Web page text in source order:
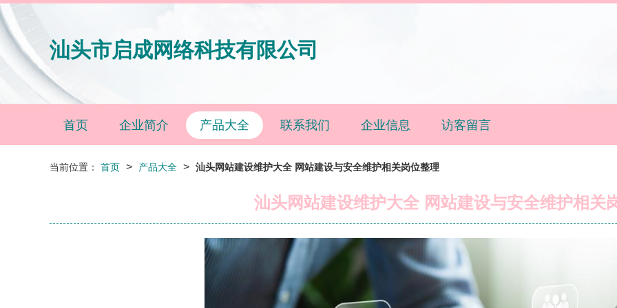
汕头市启成网络科技有限公司
首页 企业简介 产品大全 联系我们 企业信息 访客留言
当前位置： 首页 > 产品大全 > 汕头网站建设维护大全 网站建设与安全维护相关岗位整理
汕头网站建设维护大全 网站建设与安全维护相关